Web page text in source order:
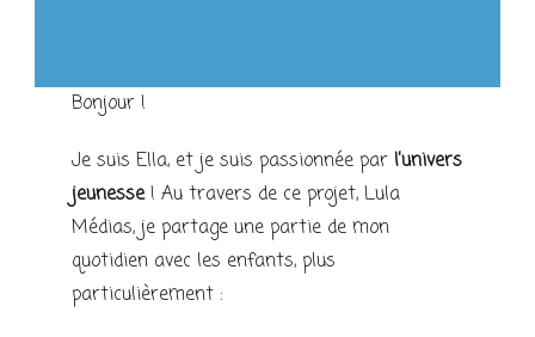
Bonjour !
Je suis Ella, et je suis passionnée par l’univers
jeunesse! Au travers de ce projet, Lula
Médias, je partage une partie de mon
quotidien avec les enfants, plus
particulièrement :